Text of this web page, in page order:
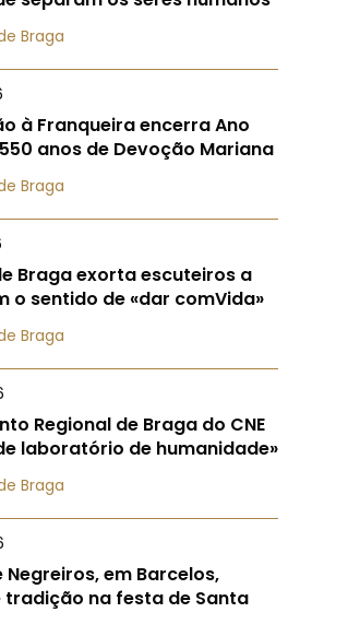
Braga
à Franqueira encerra Ano
anos de Devoção Mariana
Braga
Braga exorta escuteiros a
o sentido de «dar comVida»
Braga
Regional de Braga do CNE
laboratório de humanidade»
Braga
Negreiros, em Barcelos,
tradição na festa de Santa